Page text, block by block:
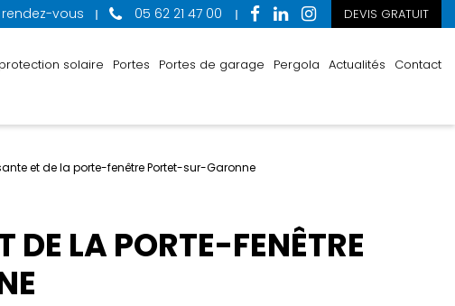
rendez-vous 05 62 21 47 00 DEVIS GRATUIT
solaire Portes Portes de garage Pergola Actualités Contact
et de la porte-fenêtre Portet-sur-Garonne
DE LA PORTE-FENÊTRE